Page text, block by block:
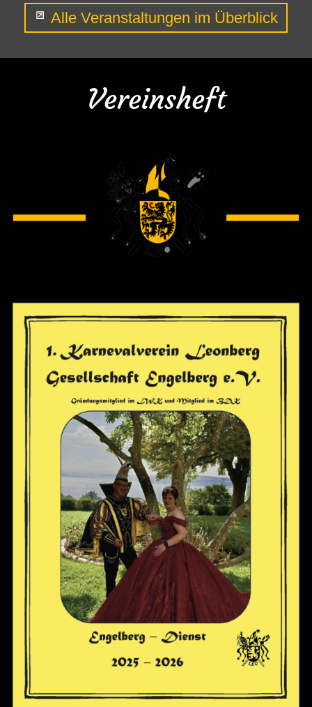
Alle Veranstaltungen im Überblick
Vereinsheft